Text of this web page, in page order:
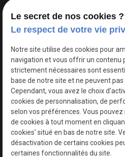
Google Maps Search API est
Le secret de nos cookies ?
Le respect de votre vie
Notre site utilise des cookies pour
navigation et vous offrir un contenu
strictement nécessaires sont
base de notre site et ne peuvent
Cependant, vous avez le choix
cookies de personnalisation, de
selon vos préférences. Vous
de cookies à tout moment en
cookies' situé en bas de notre site.
désactivation de certains cookies
certaines fonctionnalités du site.